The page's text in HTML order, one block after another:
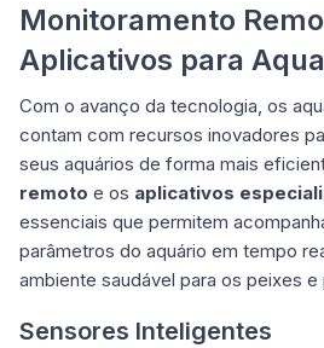
Monitoramento
Aplicativos para
Com o avanço da tecnologia, os
contam com recursos inovadores
seus aquários de forma mais
remoto e os aplicativos
essenciais que permitem
parâmetros do aquário em tempo
ambiente saudável para os peixes e
Sensores Inteligentes